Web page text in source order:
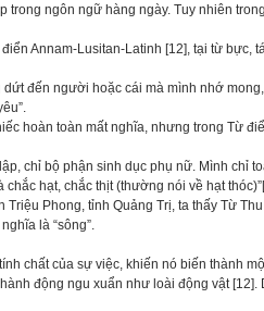
ngôn ngữ hàng ngày. Tuy nhiên
Annam-Lusitan-Latinh [12], tại từ
đến người hoặc cái mà mình nhớ
hoàn toàn mất nghĩa, nhưng trong Từ
chỉ bộ phận sinh dục phụ nữ. Mình chỉ
hạt, chắc thịt (thường nói về hạt
Phong, tỉnh Quảng Trị, ta thấy Từ
là “sông”.
chất của sự việc, khiến nó biến thành
động ngu xuẩn như loài động vật [12].